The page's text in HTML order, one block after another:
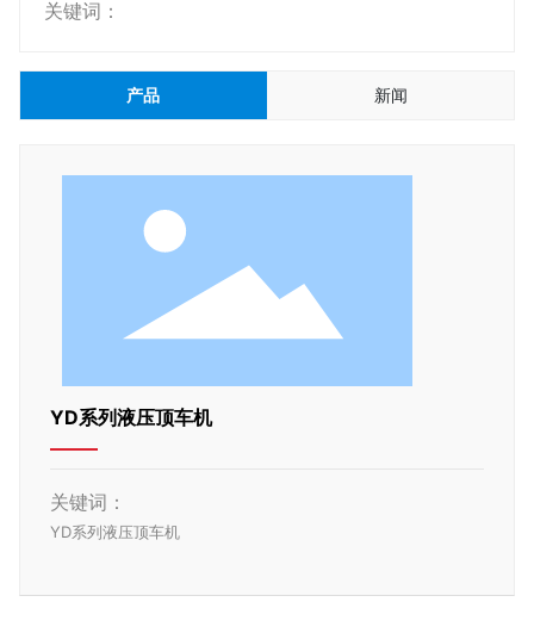
关键词：
产品 新闻
YD系列液压顶车机
关键词：
YD系列液压顶车机